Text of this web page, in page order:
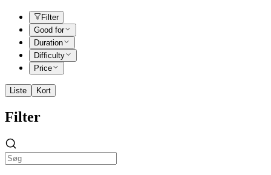
Filter
Good for
Duration
Difficulty
Price
Liste Kort
Filter